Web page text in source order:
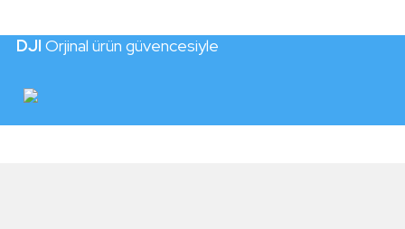
DJI Orjinal ürün güvencesiyle